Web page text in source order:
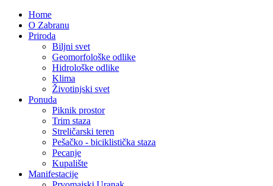
Home
O Zabranu
Priroda
Biljni svet
Geomorfološke odlike
Hidrološke odlike
Klima
Životinjski svet
Ponuda
Piknik prostor
Trim staza
Streličarski teren
Pešačko - biciklistička staza
Pecanje
Kupalište
Manifestacije